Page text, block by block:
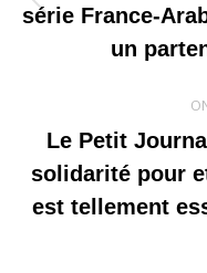
série France-
un
Le Petit
solidarité pour
est tellement